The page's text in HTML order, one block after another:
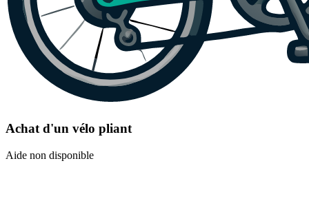
Achat d'un vélo pliant
Aide non disponible